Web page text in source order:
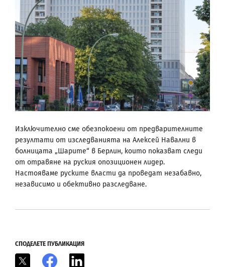
Изключително сме обезпокоени от предварителните
резултати от изследванията на Алексей Навални в
болницата „Шарите“ в Берлин, които показват следи
от отравяне на руския опозиционен лидер.
Настояваме руските власти да проведат незабавно,
независимо и обективно разследване.
СПОДЕЛЕТЕ ПУБЛИКАЦИЯ
Facebook